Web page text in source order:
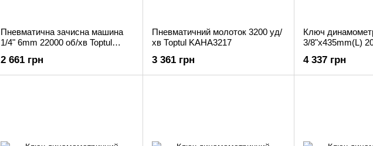
Пневматична зачисна машина
1/4" 6mm 22000 об/хв Toptul
2 661 грн
Пневматичний молоток 3200 уд/
хв Торtul KAHA3217
3 361 грн
Ключ
3/8"x435mm(L)
4 337 грн